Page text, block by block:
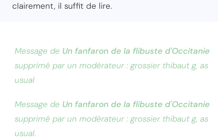
clairement, il suffit de lire.
Message de Un fanfaron de la flibuste d'Occitanie
supprimé par un modérateur : grossier thibaut g, as
usual
Message de Un fanfaron de la flibuste d'Occitanie
supprimé par un modérateur : grossier thibaut g, as
usual.